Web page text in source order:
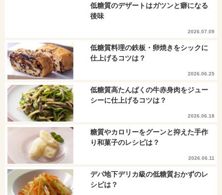
低糖質のデザートはガツンと癖になる
後味
2026.07.09
低糖質料理の鉄板・卵焼きをシックに
仕上げるコツは？
2026.06.25
低糖質高たんぱくの牛赤身肉をジュー
シーに仕上げるコツは？
2026.06.18
糖質やカロリーをグーンと抑えた手作
り和菓子のレシピは？
2026.06.11
デパ地下デリカ級の低糖質おかずのレ
シピは？